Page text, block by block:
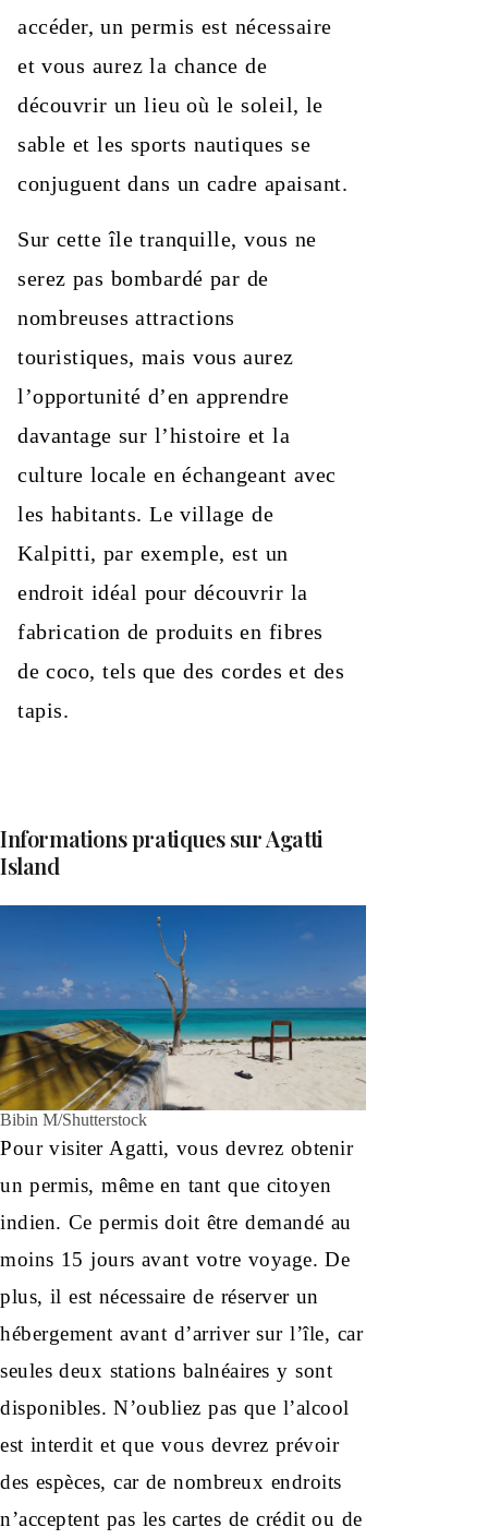
accéder, un permis est nécessaire
et vous aurez la chance de
découvrir un lieu où le soleil, le
sable et les sports nautiques se
conjuguent dans un cadre apaisant.
Sur cette île tranquille, vous ne
serez pas bombardé par de
nombreuses attractions
touristiques, mais vous aurez
l’opportunité d’en apprendre
davantage sur l’histoire et la
culture locale en échangeant avec
les habitants. Le village de
Kalpitti, par exemple, est un
endroit idéal pour découvrir la
fabrication de produits en fibres
de coco, tels que des cordes et des
tapis.
Informations pratiques sur Agatti
Island
Bibin M/Shutterstock
Pour visiter Agatti, vous devrez obtenir
un permis, même en tant que citoyen
indien. Ce permis doit être demandé au
moins 15 jours avant votre voyage. De
plus, il est nécessaire de réserver un
hébergement avant d’arriver sur l’île, car
seules deux stations balnéaires y sont
disponibles. N’oubliez pas que l’alcool
est interdit et que vous devrez prévoir
des espèces, car de nombreux endroits
n’acceptent pas les cartes de crédit ou de